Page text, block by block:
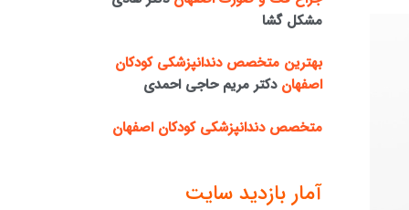
مشکل گشا
بهترین متخصص دندانپزشکی کودکان
اصفهان دکتر مریم حاجی احمدی
متخصص دندانپزشکی کودکان اصفهان
آمار بازدید سایت